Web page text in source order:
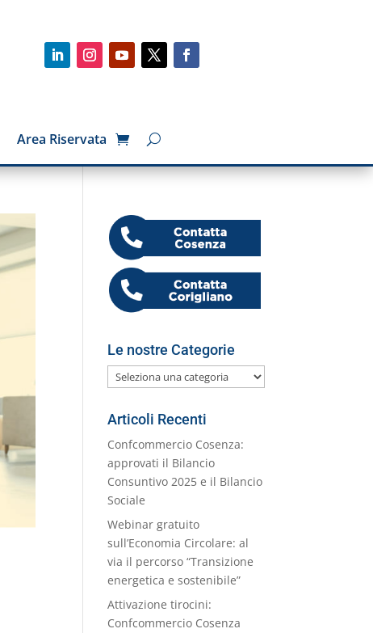
Area Riservata
Le nostre Categorie
Le
nostre
Categorie
Articoli Recenti
Confcommercio Cosenza:
approvati il Bilancio
Consuntivo 2025 e il Bilancio
Sociale
Webinar gratuito
sull’Economia Circolare: al
via il percorso “Transizione
energetica e sostenibile”
Attivazione tirocini:
Confcommercio Cosenza